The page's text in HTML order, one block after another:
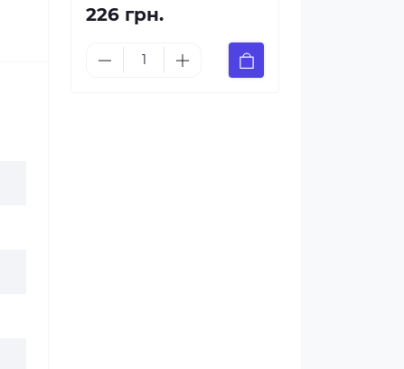
226 грн.